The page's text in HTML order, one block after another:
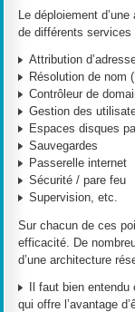
Le déploiement
de différents services
Attribution
Résolution de nom
Contrôleur de
Gestion des
Espaces disques
Sauvegardes
Passerelle internet
Sécurité / pare feu
Supervision, etc.
Sur chacun de ces
efficacité. De
d’une architecture
Il faut bien
qui offre l’avantage